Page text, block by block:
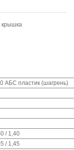
крышка
АБС пластик (шагрень)
/ 1,40
/ 1,45